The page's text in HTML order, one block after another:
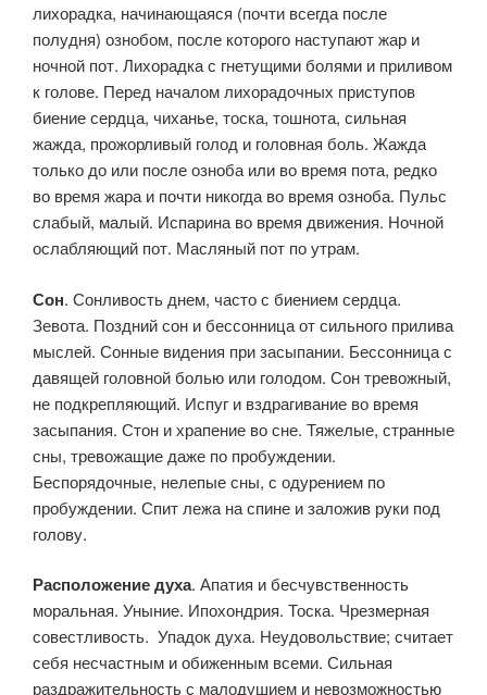
лихорадка, начинающаяся (почти всегда после
полудня) ознобом, после которого наступают жар и
ночной пот. Лихорадка с гнетущими болями и приливом
к голове. Перед началом лихорадочных приступов
биение сердца, чиханье, тоска, тошнота, сильная
жажда, прожорливый голод и головная боль. Жажда
только до или после озноба или во время пота, редко
во время жара и почти никогда во время озноба. Пульс
слабый, малый. Испарина во время движения. Ночной
ослабляющий пот. Масляный пот по утрам.
Сон. Сонливость днем, часто с биением сердца.
Зевота. Поздний сон и бессонница от сильного прилива
мыслей. Сонные видения при засыпании. Бессонница с
давящей головной болью или голодом. Сон тревожный,
не подкрепляющий. Испуг и вздрагивание во время
засыпания. Стон и храпение во сне. Тяжелые, странные
сны, тревожащие даже по пробуждении.
Беспорядочные, нелепые сны, с одурением по
пробуждении. Спит лежа на спине и заложив руки под
голову.
Расположение духа. Апатия и бесчувственность
моральная. Уныние. Ипохондрия. Тоска. Чрезмерная
совестливость. Упадок духа. Неудовольствие; считает
себя несчастным и обиженным всеми. Сильная
раздражительность с малодушием и невозможностью